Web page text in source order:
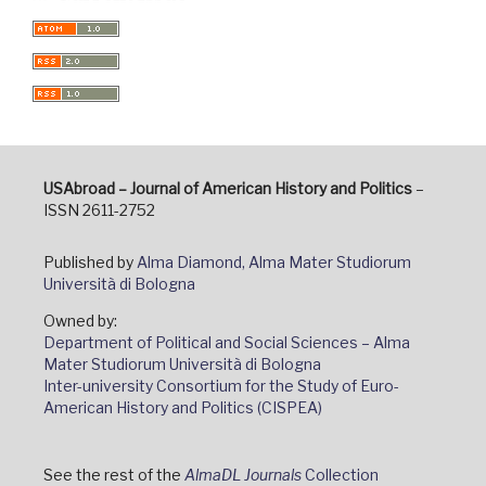
USAbroad – Journal of American History and Politics–
ISSN 2611-2752
Published by Alma Diamond, Alma Mater Studiorum
Università di Bologna
Owned by:
Department of Political and Social Sciences – Alma
Mater Studiorum Università di Bologna
Inter-university Consortium for the Study of Euro-
American History and Politics (CISPEA)
See the rest of the AlmaDL JournalsCollection